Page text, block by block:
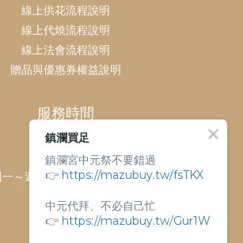
線上供花流程說明
線上代燒流程說明
線上法會流程說明
贈品與優惠券權益說明
服務時間
客服時間：
一～週日 上午9點～下午6點
04-26763688
鎮瀾買足
鎮瀾宮中元祭不要錯過
👉 https://mazubuy.tw/fsTKX
中元代拜、不必自己忙
👉 https://mazubuy.tw/Gur1W